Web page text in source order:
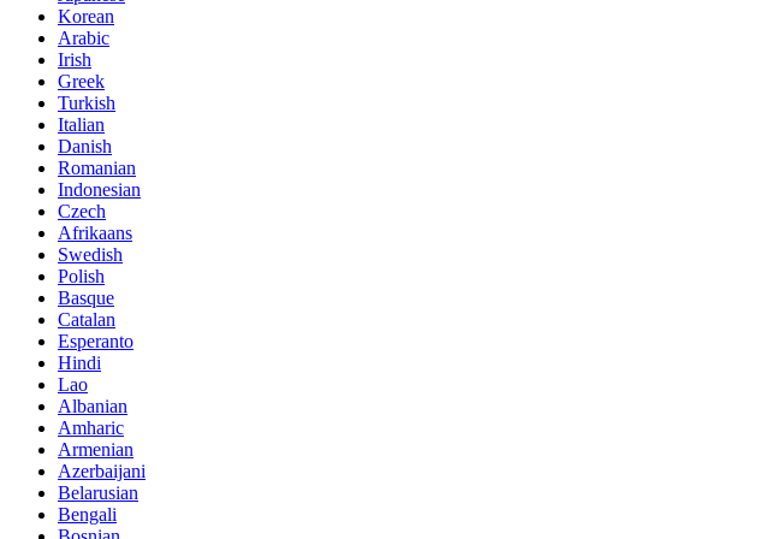
Korean
Arabic
Irish
Greek
Turkish
Italian
Danish
Romanian
Indonesian
Czech
Afrikaans
Swedish
Polish
Basque
Catalan
Esperanto
Hindi
Lao
Albanian
Amharic
Armenian
Azerbaijani
Belarusian
Bengali